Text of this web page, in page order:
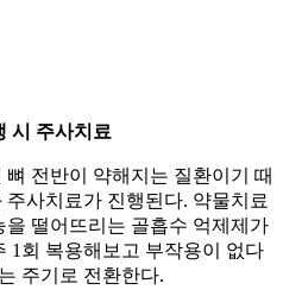
시 주사치료
전반이 약해지는 질환이기 때
사치료가 진행된다. 약물치료
떨어뜨리는 골흡수 억제제가
1회 복용해보고 부작용이 없다
주기로 전환한다.